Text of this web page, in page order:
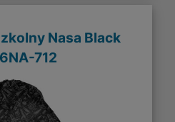
Nasa Black
712